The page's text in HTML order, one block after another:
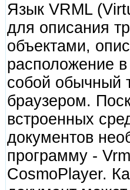
Язык VRML
для описания
объектами,
расположение
собой обычный
браузером.
встроенных
документов
программу -
CosmoPlayer.